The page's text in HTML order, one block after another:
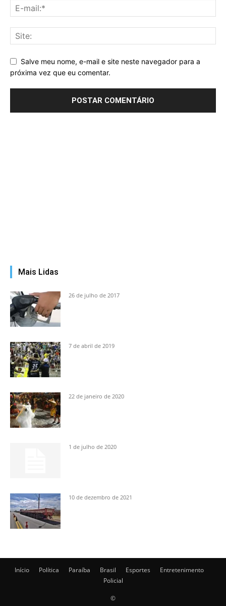
Salve meu nome, e-mail e site neste navegador para a
próxima vez que eu comentar.
Mais Lidas
26 de julho de 2017
7 de abril de 2019
22 de janeiro de 2020
1 de julho de 2020
10 de dezembro de 2021
Início Política Paraíba Brasil Esportes
Entretenimento
Policial
©